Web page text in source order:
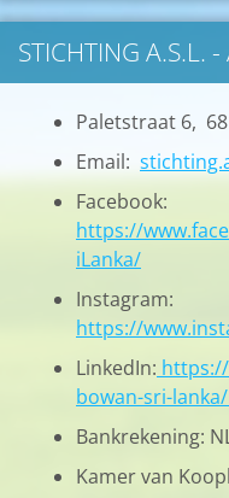
STICHTING A.S.L.
Paletstraat 6,
Email:
Facebook:
https://
iLanka/
Instagram:
https://
LinkedIn:
bowan-sri-lanka/
Bankrekening:
Kamer van